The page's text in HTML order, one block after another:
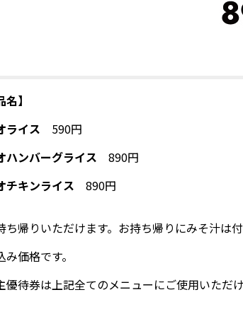
名】
ライス 590円
ハンバーグライス 890円
チキンライス 890円
帰りいただけます。お持ち帰りにみそ汁は
価格です。
待券は上記全てのメニューにご使用いただけ